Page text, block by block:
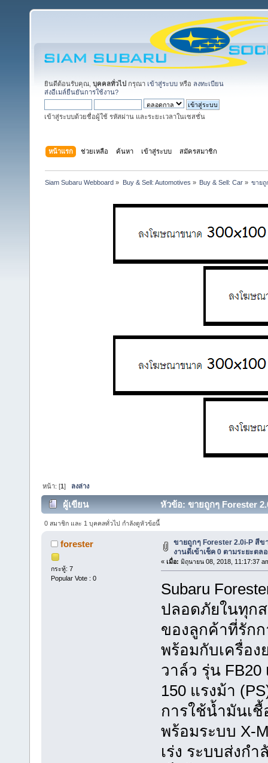
ยินดีต้อนรับคุณ, บุคคลทั่วไป กรุณา เข้าสู่ระบบ หรือ ลงทะเบียน
ส่งอีเมล์ยืนยันการใช้งาน?
เข้าสู่ระบบด้วยชื่อผู้ใช้ รหัสผ่าน และระยะเวลาในเซสชั่น
หน้าแรก ช่วยเหลือ ค้นหา เข้าสู่ระบบ สมัครสมาชิก
Siam Subaru Webboard » Buy & Sell: Automotives » Buy & Sell: Car» ขายถู
หน้า: [1] ลงล่าง
ผู้เขียน
หัวข้อ: ขายถูกๆ Forester
(อ่าน 15178 ครั้ง)
0 สมาชิก และ 1 บุคคลทั่วไป กำลังดูหัวข้อนี้
forester
กระทู้: 7
Popular Vote : 0
ขายถูกๆ Forester 2.0i-P สีข
งานดีเข้าเช็ค 0 ตามระยะตล
« เมื่อ: มิถุนายน 08, 2018, 11:17:37
Subaru
ปลอดภัยในทุก
ของลูกค้าที่รัก
พร้อมกับเครื่อง
วาล์ว รุ่น
150 แรงม้า
การใช้น้ำมันเชื้
พร้อมระบบ X-
เร่ง ระบบส่งก